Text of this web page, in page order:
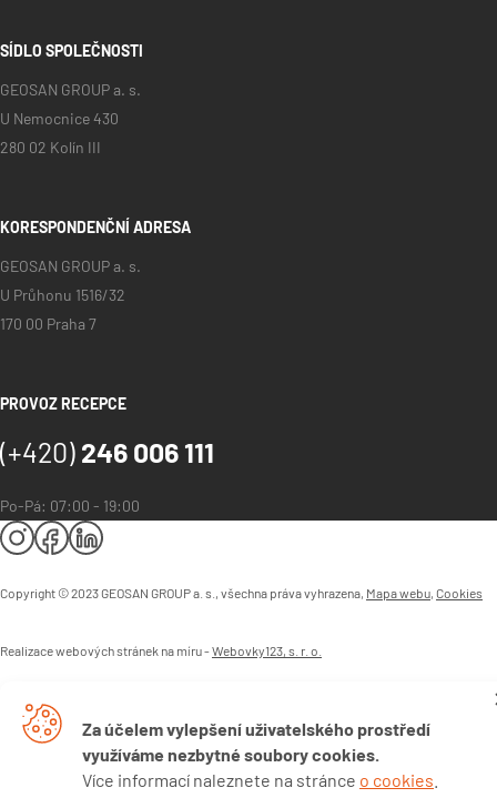
SÍDLO SPOLEČNOSTI
GEOSAN GROUP a. s.
U Nemocnice 430
280 02 Kolín III
KORESPONDENČNÍ ADRESA
GEOSAN GROUP a. s.
U Průhonu 1516/32
170 00 Praha 7
PROVOZ RECEPCE
(+420) 246 006 111
Po-Pá: 07:00 - 19:00
Copyright © 2023 GEOSAN GROUP a. s., všechna práva vyhrazena, Mapa webu, Cookies
Realizace webových stránek na míru -Webovky123, s. r. o.
Za účelem vylepšení uživatelského prostředí
využíváme nezbytné soubory cookies.
Více informací naleznete na stránce o cookies